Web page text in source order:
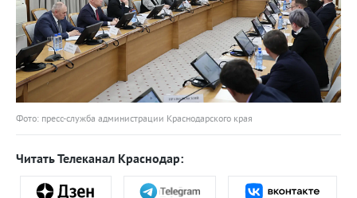
Фото: пресс-служба администрации Краснодарского края
Читать Телеканал Краснодар: